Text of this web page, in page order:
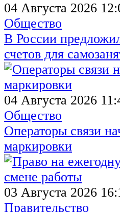
04 Августа 2026
Общество
В России
счетов для
04 Августа 2026
Общество
Операторы связи
маркировки
03 Августа 2026
Правительство